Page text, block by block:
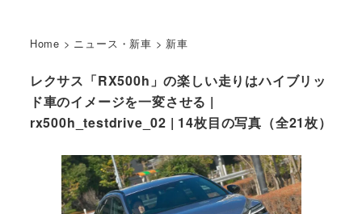
Home > ニュース・新車 > 新車
レクサス「RX500h」の楽しい走りはハイブリッ
ド車のイメージを一変させる |
rx500h_testdrive_02 | 14枚目の写真（全21枚）